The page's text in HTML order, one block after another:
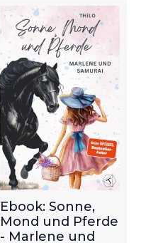
Ebook: Sonne,
Mond und Pferde
- Marlene und